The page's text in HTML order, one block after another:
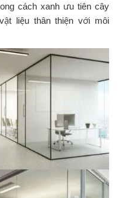
cách xanh ưu tiên cây
liệu thân thiện với môi